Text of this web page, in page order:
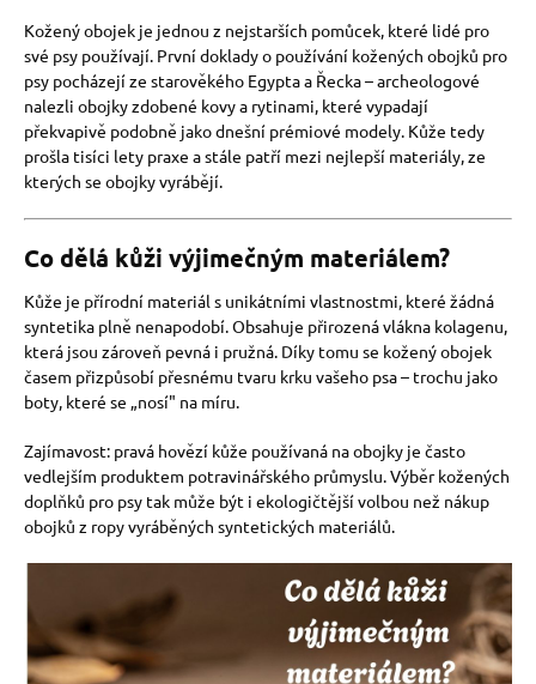
Kožený obojek je jednou z nejstarších pomůcek, které lidé pro
své psy používají. První doklady o používání kožených obojků pro
psy pocházejí ze starověkého Egypta a Řecka – archeologové
nalezli obojky zdobené kovy a rytinami, které vypadají
překvapivě podobně jako dnešní prémiové modely. Kůže tedy
prošla tisíci lety praxe a stále patří mezi nejlepší materiály, ze
kterých se obojky vyrábějí.
Co dělá kůži výjimečným materiálem?
Kůže je přírodní materiál s unikátními vlastnostmi, které žádná
syntetika plně nenapodobí. Obsahuje přirozená vlákna kolagenu,
která jsou zároveň pevná i pružná. Díky tomu se kožený obojek
časem přizpůsobí přesnému tvaru krku vašeho psa – trochu jako
boty, které se „nosí" na míru.
Zajímavost: pravá hovězí kůže používaná na obojky je často
vedlejším produktem potravinářského průmyslu. Výběr kožených
doplňků pro psy tak může být i ekologičtější volbou než nákup
obojků z ropy vyráběných syntetických materiálů.